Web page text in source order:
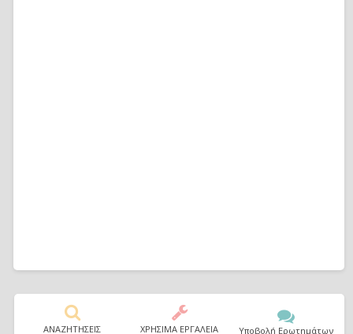
ΑΝΑΖΗΤΗΣΕΙΣ ΧΡΗΣΙΜΑ ΕΡΓΑΛΕΙΑ Υποβολή Ερωτημάτων